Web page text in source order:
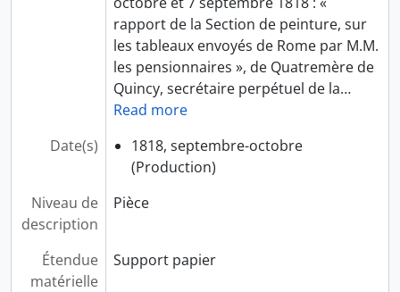
rapport de la Section de peinture, sur
les tableaux envoyés de Rome par M.M.
les pensionnaires », de Quatremère de
Quincy, secrétaire perpétuel de la…
Read more
Date(s)
1818, septembre-octobre
(Production)
Niveau de
description
Pièce
Étendue
matérielle
Support papier